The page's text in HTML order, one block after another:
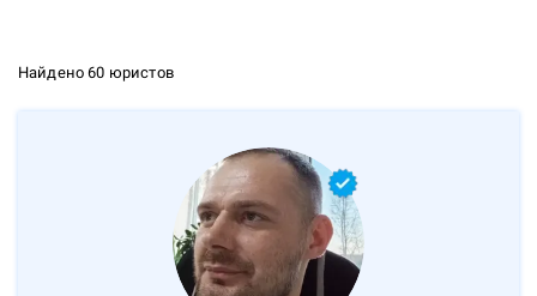
Найдено 60 юристов